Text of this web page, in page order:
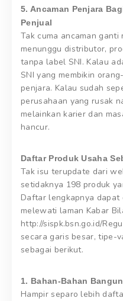
5. Ancaman Penjara
Penjual
Tak cuma ancaman
menunggu distributor,
tanpa label SNI. Kalau
SNI yang membikin
penjara. Kalau sudah
perusahaan yang rusak
melainkan karier dan
hancur.
Daftar Produk Usaha
Tak isu terupdate dari
setidaknya 198 produk
Daftar lengkapnya dapat
melewati laman Kabar
http://sispk.bsn.go.id/
secara garis besar, tipe-
sebagai berikut.
1. Bahan-Bahan
Hampir separo lebih